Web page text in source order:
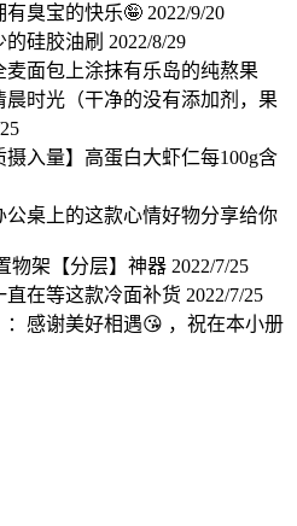
有臭宝的快乐🤪 2022/9/20
硅胶油刷 2022/8/29
面包上涂抹有乐岛的纯熬果
时光（干净的没有添加剂，果
摄入量】高蛋白大虾仁每100g含
桌上的这款心情好物分享给你
物架【分层】神器 2022/7/25
在等这款冷面补货 2022/7/25
感谢美好相遇😘 ，祝在本小册